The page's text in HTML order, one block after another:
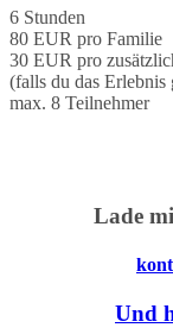
6 Stunden
80 EUR pro Familie
30 EUR pro
(falls du das Erlebnis
max. 8 Teilnehmer
Lade
Und